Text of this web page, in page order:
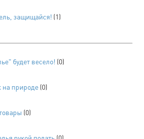
защищайся! (1)
будет весело! (0)
на природе (0)
(0)